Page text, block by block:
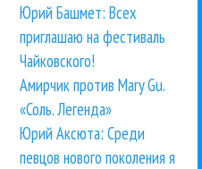
Юрий Башмет: Всех
приглашаю на фестиваль
Чайковского!
Амирчик против Mary Gu.
«Соль. Легенда»
Юрий Аксюта: Среди
певцов нового поколения я